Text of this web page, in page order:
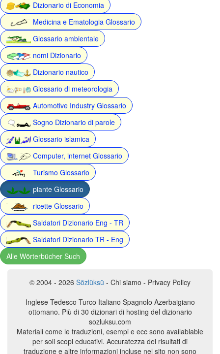
Dizionario di Economia
Medicina e Ematologia Glossario
Glossario ambientale
nomi Dizionario
Dizionario nautico
Glossario di meteorologia
Automotive Industry Glossario
Sogno Dizionario di parole
Glossario islamica
Computer, internet Glossario
Turismo Glossario
piante Glossario
ricette Glossario
Saldatori Dizionario Eng - TR
Saldatori Dizionario TR - Eng
Alle Wörterbücher Such
© 2004 - 2026 Sözlüksü - Chi siamo - Privacy Policy
Inglese Tedesco Turco Italiano Spagnolo Azerbaigiano
ottomano. Più di 30 dizionari di hosting del dizionario
sozluksu.com
Materiali come le traduzioni, esempi e ecc sono availablable
per soli scopi educativi. Accuratezza dei risultati di
traduzione e altre informazioni incluse nel sito non sono